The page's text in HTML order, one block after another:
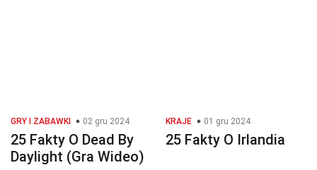
GRY I ZABAWKI 02 gru 2024
25 Fakty O Dead By
Daylight (Gra Wideo)
KRAJE 01 gru 2024
25 Fakty O Irlandia